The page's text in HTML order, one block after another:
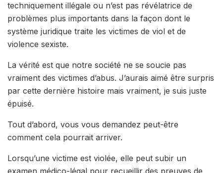
techniquement illégale ou n’est pas révélatrice de
problèmes plus importants dans la façon dont le
système juridique traite les victimes de viol et de
violence sexiste.
La vérité est que notre société ne se soucie pas
vraiment des victimes d’abus. J’aurais aimé être surpris
par cette dernière histoire mais vraiment, je suis juste
épuisé.
Tout d’abord, vous vous demandez peut-être
comment cela pourrait arriver.
Lorsqu’une victime est violée, elle peut subir un